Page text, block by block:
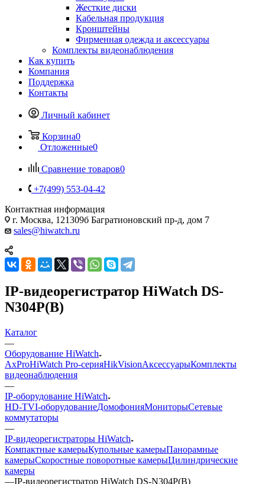
Жесткие диски
Кабельная продукция
Кронштейны
Фирменная одежда и аксессуары
Комплекты видеонаблюдения
Как купить
Компания
Поддержка
Контакты
Личный кабинет
Корзина0
Отложенные0
Сравнение товаров0
+7(499) 553-04-42
Контактная информация
г. Москва, 121309б Багратионовский пр-д, дом 7
sales@hiwatch.ru
IP-видеорегистратор HiWatch DS-
N304P(В)
Каталог
—
Оборудование HiWatch
AxProHiWatch Pro-серияHikVisionАксессуарыКомплекты
видеонаблюдения
—
IP-оборудование HiWatch
HD-TVI-оборудованиеДомофонияМониторыСетевые
коммутаторы
—
IP-видеорегистраторы HiWatch
Компактные камерыКупольные камерыПанорамные
камерыСкоростные поворотные камерыЦилиндрические
камеры
—IP-видеорегистратор HiWatch DS-N304P(В)